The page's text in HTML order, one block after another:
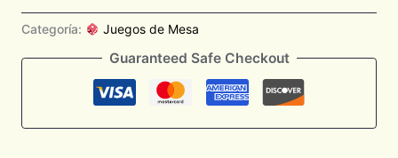
Categoría: Juegos de Mesa
Guaranteed Safe Checkout